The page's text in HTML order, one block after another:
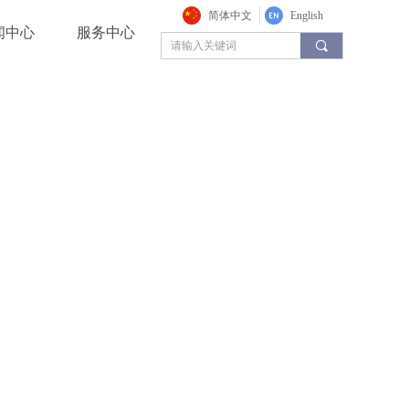
中心 服务中心
끠
简体中文 English